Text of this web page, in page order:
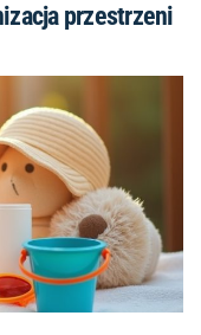
przestrzeni